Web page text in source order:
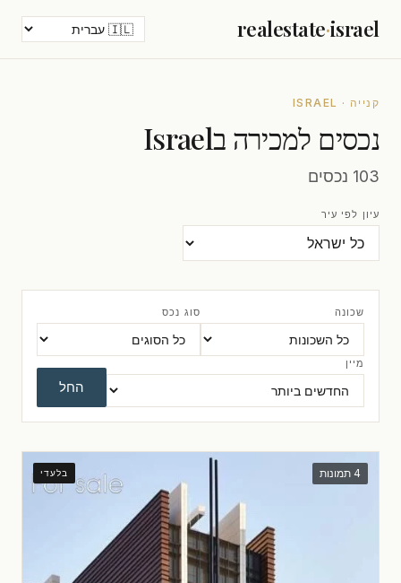
realestate·israel
קנייה · ISRAEL
נכסים למכירה בIsrael
103 נכסים
עיון לפי עיר
שכונה סוג נכס
מיין
החל
בלעדי 4 תמונות